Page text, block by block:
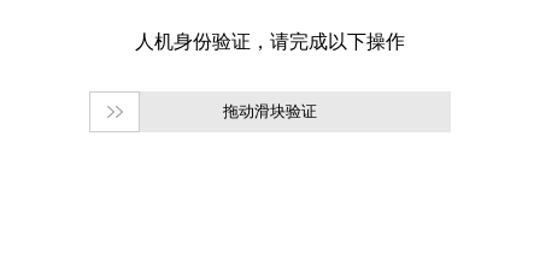
拖动滑块验证